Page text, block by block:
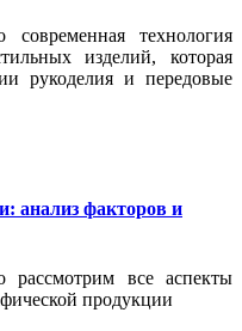
технология
изделий, которая
рукоделия и передовые
анализ факторов и
все аспекты
продукции